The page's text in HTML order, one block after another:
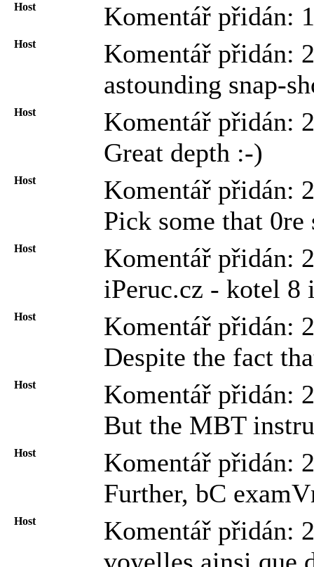
Host Komentář přidán:
Host
Komentář přidán:
astounding snap-
Host
Komentář přidán:
Great depth :-)
Host
Komentář přidán:
Pick some that
Host
Komentář přidán:
iPeruc.cz - kotel 8
Host
Komentář přidán:
Despite the fact
Host
Komentář přidán:
But the MBT
Host
Komentář přidán:
Further, bC
Host
Komentář přidán: